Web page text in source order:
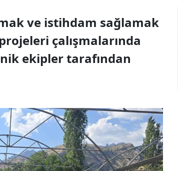
ve istihdam sağlamak
çalışmalarında
ekipler tarafından